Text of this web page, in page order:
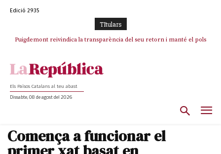
Edició 2935
TItulars
Puigdemont reivindica la transparència del seu retorn i manté el pols
Portugal acusa Espanya de provocar un “efecte crida” massiu per la seva
Els Països Catalans al teu abast
Dissabte, 08 de agost del 2026
Comença a funcionar el